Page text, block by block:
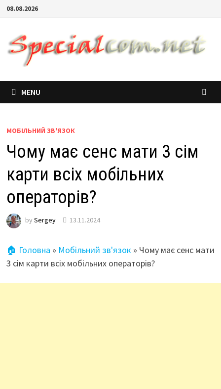
08.08.2026
MENU
МОБІЛЬНИЙ ЗВ'ЯЗОК
Чому має сенс мати 3 сім
карти всіх мобільних
операторів?
by Sergey 13.11.2024
🏠 Головна » Мобільний зв'язок » Чому має сенс мати
3 сім карти всіх мобільних операторів?